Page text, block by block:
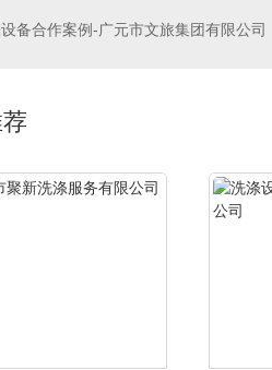
备合作案例-广元市文旅集团有限公司